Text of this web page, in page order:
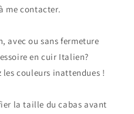
me contacter.
avec ou sans fermeture
en cuir Italien?
les couleurs inattendues !
la taille du cabas avant